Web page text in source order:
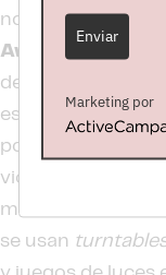
nombre más
Awards
. En
de estrenar un
escenario a
por
vió la luz
medias con su
se usan
Enviar
Marketing por
ActiveCampaign